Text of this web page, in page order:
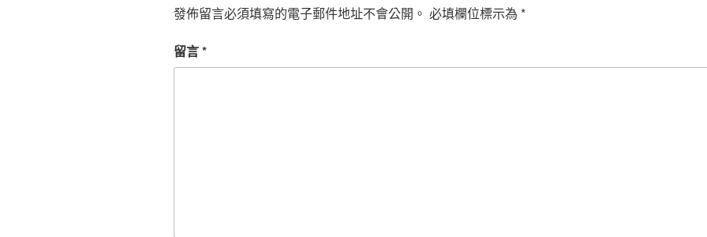
發佈留言必須填寫的電子郵件地址不會公開。 必填欄位標示為 *
留言*